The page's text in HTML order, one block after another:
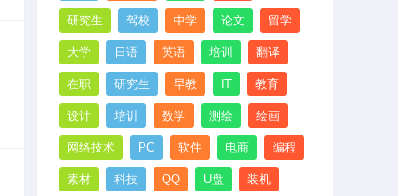
研究生 驾校 中学 论文 留学
大学 日语 英语 培训 翻译
在职 研究生 早教 IT 教育
设计 培训 数学 测绘 绘画
网络技术 PC 软件 电商 编程
素材 科技 QQ U盘 装机